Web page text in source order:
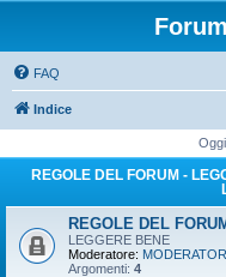
FAQ
Indice
REGOLE DEL FORUM -
REGOLE DEL
LEGGERE BENE
Moderatore:
Argomenti: 4